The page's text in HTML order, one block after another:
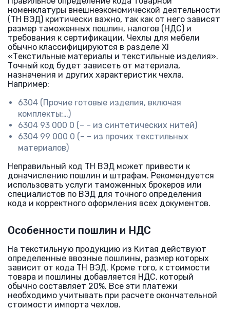
номенклатуры внешнеэкономической деятельности
(ТН ВЭД) критически важно, так как от него зависят
размер таможенных пошлин, налогов (НДС) и
требования к сертификации. Чехлы для мебели
обычно классифицируются в разделе XI
«Текстильные материалы и текстильные изделия».
Точный код будет зависеть от материала,
назначения и других характеристик чехла.
Например:
6304 (Прочие готовые изделия, включая
комплекты:…)
6304 93 000 0 (– – из синтетических нитей)
6304 99 000 0 (– – из прочих текстильных
материалов)
Неправильный код ТН ВЭД может привести к
доначислению пошлин и штрафам. Рекомендуется
использовать услуги таможенных брокеров или
специалистов по ВЭД для точного определения
кода и корректного оформления всех документов.
Особенности пошлин и НДС
На текстильную продукцию из Китая действуют
определенные ввозные пошлины, размер которых
зависит от кода ТН ВЭД. Кроме того, к стоимости
товара и пошлины добавляется НДС, который
обычно составляет 20%. Все эти платежи
необходимо учитывать при расчете окончательной
стоимости импорта чехлов.